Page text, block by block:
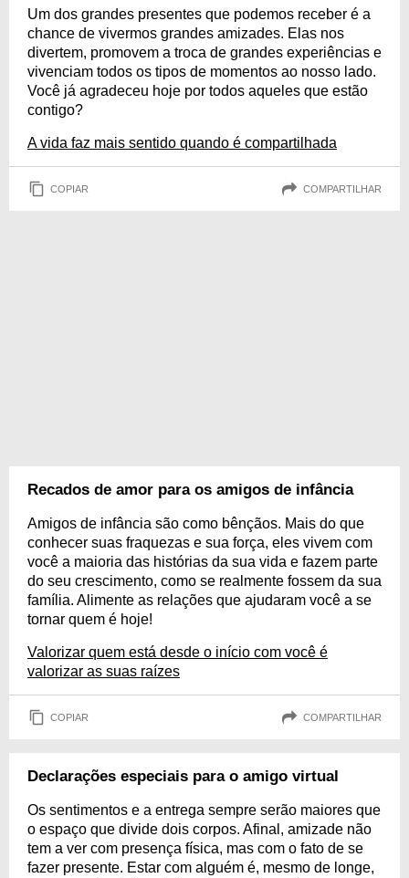
Um dos grandes presentes que podemos receber é a
chance de vivermos grandes amizades. Elas nos
divertem, promovem a troca de grandes experiências e
vivenciam todos os tipos de momentos ao nosso lado.
Você já agradeceu hoje por todos aqueles que estão
contigo?
A vida faz mais sentido quando é compartilhada
COPIAR COMPARTILHAR
Recados de amor para os amigos de infância
Amigos de infância são como bênçãos. Mais do que
conhecer suas fraquezas e sua força, eles vivem com
você a maioria das histórias da sua vida e fazem parte
do seu crescimento, como se realmente fossem da sua
família. Alimente as relações que ajudaram você a se
tornar quem é hoje!
Valorizar quem está desde o início com você é
valorizar as suas raízes
COPIAR COMPARTILHAR
Declarações especiais para o amigo virtual
Os sentimentos e a entrega sempre serão maiores que
o espaço que divide dois corpos. Afinal, amizade não
tem a ver com presença física, mas com o fato de se
fazer presente. Estar com alguém é, mesmo de longe,